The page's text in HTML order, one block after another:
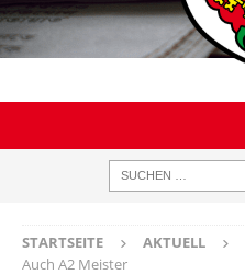
STARTSEITE AKTUELL
Auch A2 Meister